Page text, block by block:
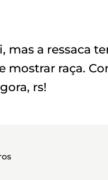
mas a ressaca
mostrar raça.
rs!